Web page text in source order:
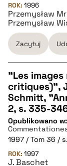
pobierz cytat
BIBTEX
pobierz
ROK: 1996
Przemysław
Przemysław
Zacytuj
CZYSTY
pobierz cytat
BIBTEX
"Les
critiques)",
Schmitt,
2, s. 335-
Opublikowano w:
1997 / Tom 36 /
ROK: 1997
J. Baschet